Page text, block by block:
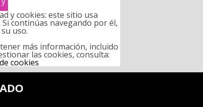
y cookies: este sitio usa
Si continúas navegando por él,
uso.
más información, incluido
las cookies, consulta:
cookies